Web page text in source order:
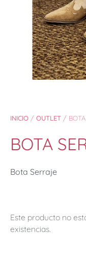
INICIO / OUTLET /
BOTA
Bota Serraje
Este producto no
existencias.